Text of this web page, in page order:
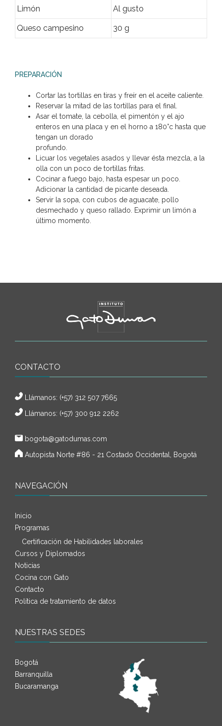
Limón Al gusto
Queso campesino 30 g
PREPARACIÓN
Cortar las tortillas en tiras y freír en el aceite caliente.
Reservar la mitad de las tortillas para el final.
Asar el tomate, la cebolla, el pimentón y el ajo
enteros en una placa y en el horno a 180°c hasta que
tengan un dorado
profundo.
Licuar los vegetales asados y llevar ésta mezcla, a la
olla con un poco de tortillas fritas.
Cocinar a fuego bajo, hasta espesar un poco.
Adicionar la cantidad de picante deseada.
Servir la sopa, con cubos de aguacate, pollo
desmechado y queso rallado. Exprimir un limón a
último momento.
CONTACTO
Llámanos: (+57) 312 507 7665
Llámanos: (+57) 300 912 2262
bogota@gatodumas.com
Autopista Norte #86 - 21 Costado Occidental, Bogotá
NAVEGACIÓN
Inicio
Programas
Certificación de Habilidades laborales
Cursos y Diplomados
Noticias
Cocina con Gato
Contacto
Política de tratamiento de datos
NUESTRAS SEDES
Bogotá
Barranquilla
Bucaramanga